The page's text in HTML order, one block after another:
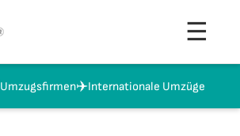
☰
Umzugsfirmen✈️Internationale Umzüge